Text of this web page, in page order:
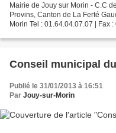
Mairie de Jouy sur Morin - C.C
Provins, Canton de La Ferté
Morin Tel : 01.64.04.07.07 | Fax
Conseil municipal
Publié le 31/01/2013 à 16:51
Par Jouy-sur-Morin